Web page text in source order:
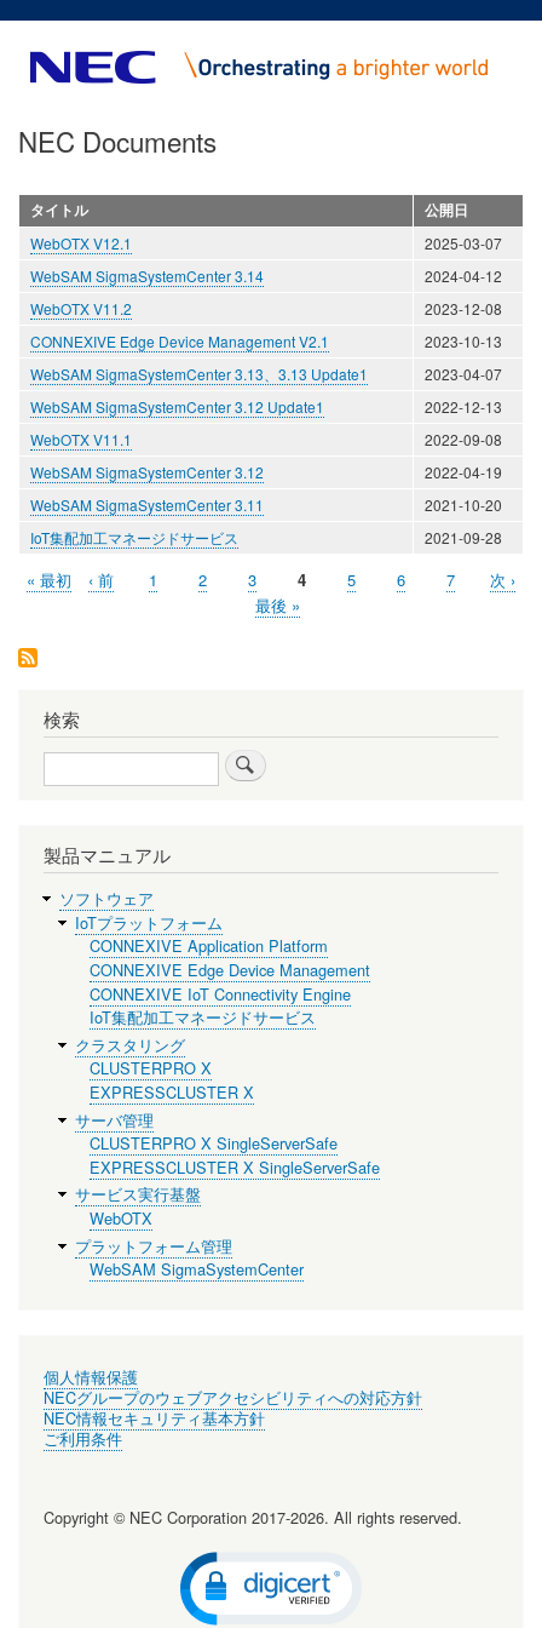
イ
ン
NEC Documents
タイトル
公開日
WebOTX V12.1
2025-03-07
WebSAM SigmaSystemCenter 3.14
2024-04-12
WebOTX V11.2
2023-12-08
CONNEXIVE Edge Device Management V2.1
2023-10-13
WebSAM SigmaSystemCenter 3.13、3.13 Update1
2023-04-07
WebSAM SigmaSystemCenter 3.12 Update1
2022-12-13
WebOTX V11.1
2022-09-08
WebSAM SigmaSystemCenter 3.12
2022-04-19
WebSAM SigmaSystemCenter 3.11
2021-10-20
IoT集配加工マネージドサービス
2021-09-28
ペ
ジ
先
ー
ジ
« 最初
前
‹ 前
ペ1
ペ
2
ペ
ー
ジ
3
ペ
ー
ジ
4
ペ
5
ペ
6
ペ
7
次
次 ›
最
最後 »
検索
検
索
製品マニュアル
ソフトウェア
IoTプラットフォーム
CONNEXIVE Application Platform
CONNEXIVE Edge Device Management
CONNEXIVE IoT Connectivity Engine
IoT集配加工マネージドサービス
クラスタリング
CLUSTERPRO X
EXPRESSCLUSTER X
サーバ管理
CLUSTERPRO X SingleServerSafe
EXPRESSCLUSTER X SingleServerSafe
サービス実行基盤
WebOTX
プラットフォーム管理
WebSAM SigmaSystemCenter
個人情報保護
NECグループのウェブアクセシビリティへの対応方針
NEC情報セキュリティ基本方針
ご利用条件
Copyright © NEC Corporation 2017-2026. All rights reserved.